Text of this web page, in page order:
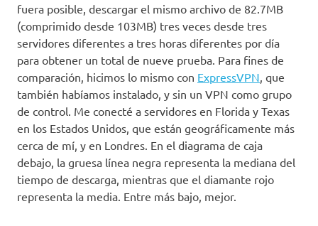
fuera posible, descargar el mismo archivo de 82.7MB
(comprimido desde 103MB) tres veces desde tres
servidores diferentes a tres horas diferentes por día
para obtener un total de nueve prueba. Para fines de
comparación, hicimos lo mismo con ExpressVPN, que
también habíamos instalado, y sin un VPN como grupo
de control. Me conecté a servidores en Florida y Texas
en los Estados Unidos, que están geográficamente más
cerca de mí, y en Londres. En el diagrama de caja
debajo, la gruesa línea negra representa la mediana del
tiempo de descarga, mientras que el diamante rojo
representa la media. Entre más bajo, mejor.